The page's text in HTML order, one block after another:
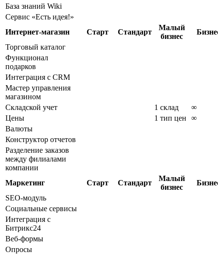
База знаний Wiki
Сервис «Есть идея!»
Интернет-магазин
Старт Стандарт
Малый
бизнес
Торговый каталог
Функционал
подарков
Интеграция с CRM
Мастер управления
магазином
Складской учет
1 склад
∞
Цены
1 тип цен
∞
Валюты
Конструктор отчетов
Разделение заказов
между филиалами
компании
Маркетинг
Старт Стандарт
Малый
бизнес
SEO-модуль
Социальные сервисы
Интеграция с
Битрикс24
Веб-формы
Опросы